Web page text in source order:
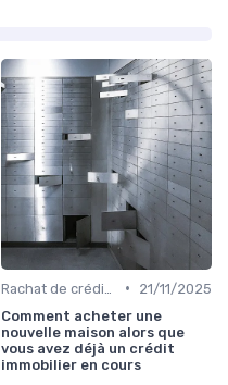
•
21/11/2025
Comment acheter une
nouvelle maison alors que
vous avez déjà un crédit
immobilier en cours